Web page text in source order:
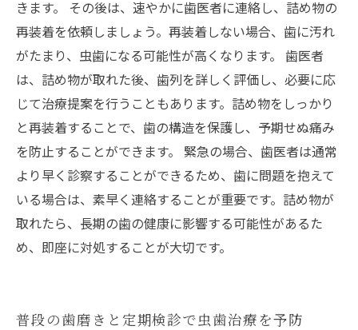
きます。 その後は、速やかに歯医者に連絡し、詰め物の
再装着を依頼しましょう。再装着しない場合、歯に汚れ
がたまり、虫歯になる可能性が高くなります。 歯医者
は、詰め物が取れた後、歯列を詳しく評価し、必要に応
じて治療提案を行うこともあります。詰め物をしっかり
と再装着することで、歯の構造を保護し、予期せぬ痛み
を防止することができます。 緊急の場合、歯医者は通常
より早く診察することができるため、歯に問題を抱えて
いる場合は、素早く連絡することが重要です。詰め物が
取れたら、長期の歯の健康に影響する可能性があるた
め、即座に対処することが大切です。
普段の歯磨きと定期検診で虫歯治療を予防